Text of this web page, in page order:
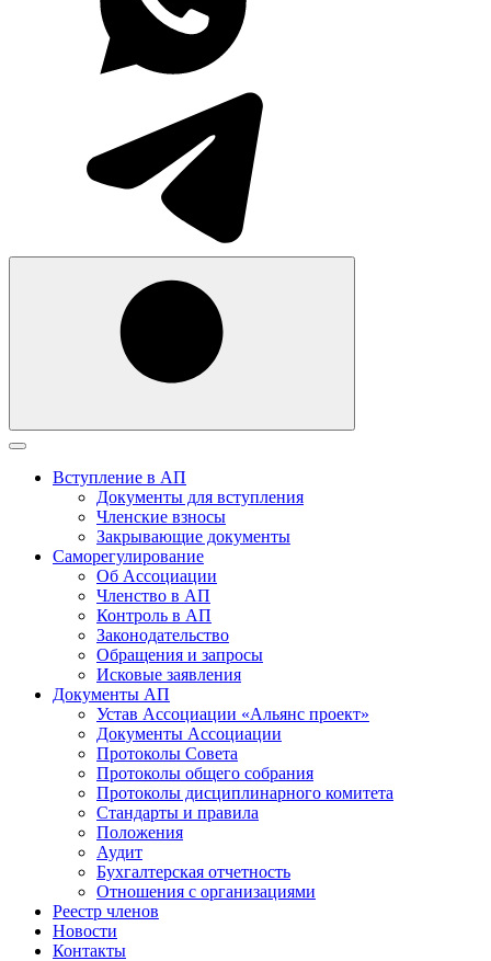
Вступление в АП
Документы для вступления
Членские взносы
Закрывающие документы
Саморегулирование
Об Ассоциации
Членство в АП
Контроль в АП
Законодательство
Обращения и запросы
Исковые заявления
Документы АП
Устав Ассоциации «Альянс проект»
Документы Ассоциации
Протоколы Совета
Протоколы общего собрания
Протоколы дисциплинарного комитета
Стандарты и правила
Положения
Аудит
Бухгалтерская отчетность
Отношения с организациями
Реестр членов
Новости
Контакты